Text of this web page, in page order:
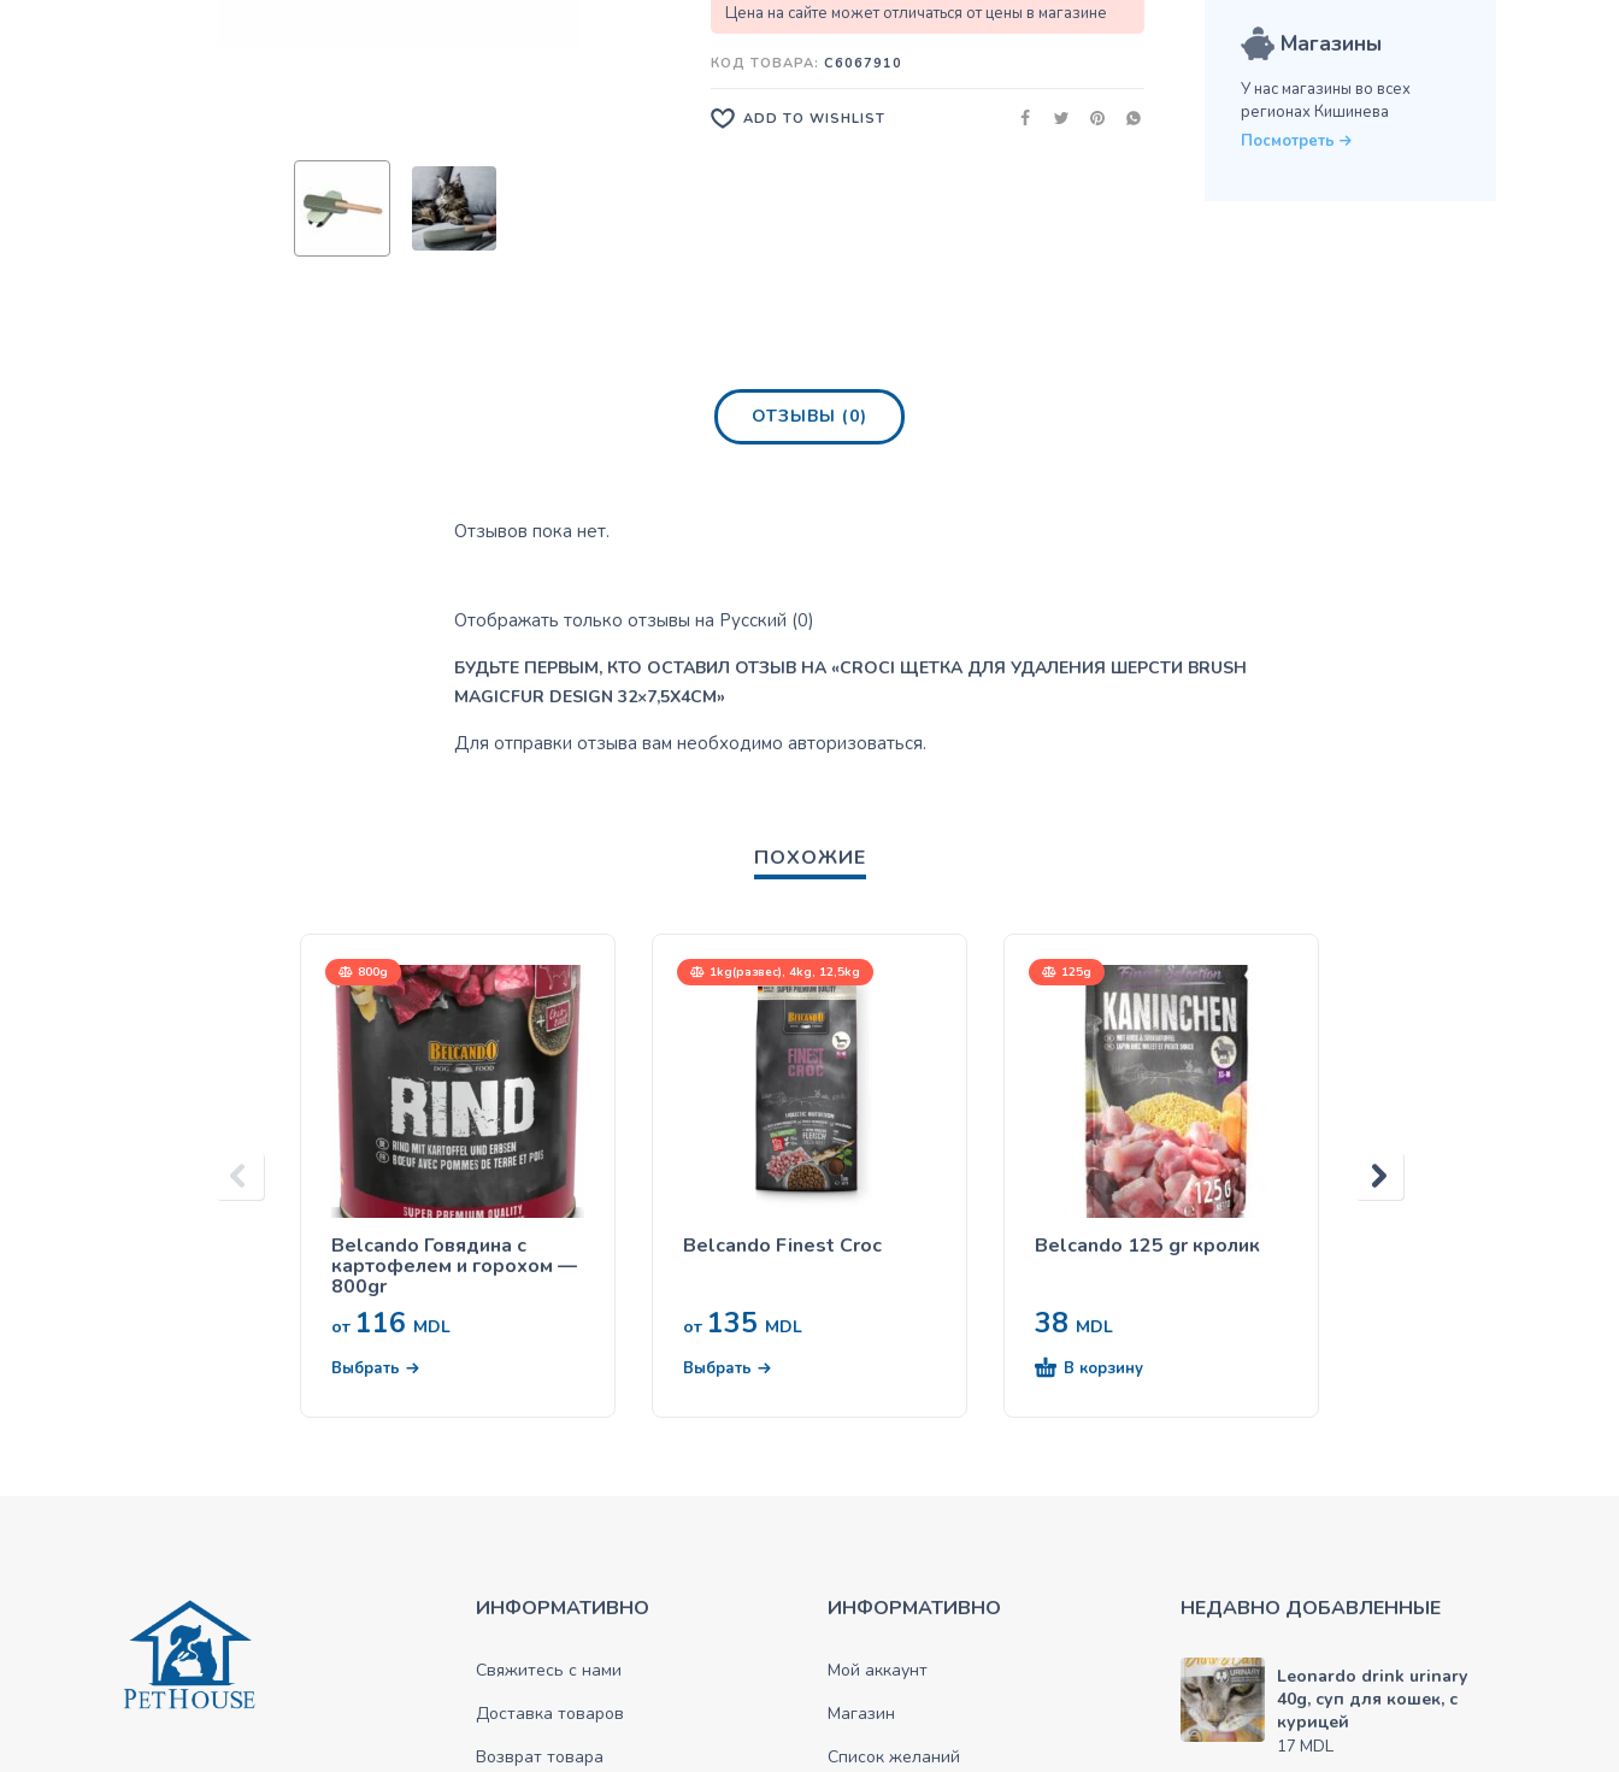
Цена на сайте может отличаться от цены в магазине
КОД ТОВАРА: C6067910
ADD TO WISHLIST
Магазины
У нас магазины во всех
регионах Кишинева
Посмотреть
ОТЗЫВЫ (0)
Отзывов пока нет.
Отображать только отзывы на Русский (0)
БУДЬТЕ ПЕРВЫМ, КТО ОСТАВИЛ ОТЗЫВ НА «CROCI ЩЕТКА ДЛЯ УДАЛЕНИЯ ШЕРСТИ BRUSH
MAGICFUR DESIGN 32×7,5X4CM»
Для отправки отзыва вам необходимо авторизоваться.
ПОХОЖИЕ
800g
Belcando Говядина с
картофелем и горохом —
800gr
от 116 MDL
Выбрать
1kg(развес), 4kg, 12,5kg
Belcando Finest Croc
от 135 MDL
Выбрать
125g
Belcando 125 gr кролик
38 MDL
В корзину
ИНФОРМАТИВНО
Свяжитесь с нами
Доставка товаров
Возврат товара
ИНФОРМАТИВНО
Мой аккаунт
Магазин
Список желаний
НЕДАВНО ДОБАВЛЕННЫЕ
Leonardo drink urinary
40g, суп для кошек, с
курицей
17 MDL